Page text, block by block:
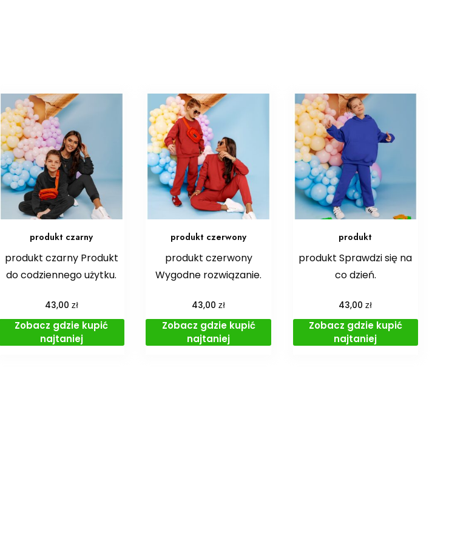
produkt czarny
produkt czarny Produkt
do codziennego użytku.
43,00 zł
Zobacz gdzie kupić
najtaniej
produkt czerwony
produkt czerwony
Wygodne rozwiązanie.
43,00zł
Zobacz gdzie kupić
najtaniej
produkt
produkt Sprawdzi się na
co dzień.
43,00zł
Zobacz gdzie kupić
najtaniej